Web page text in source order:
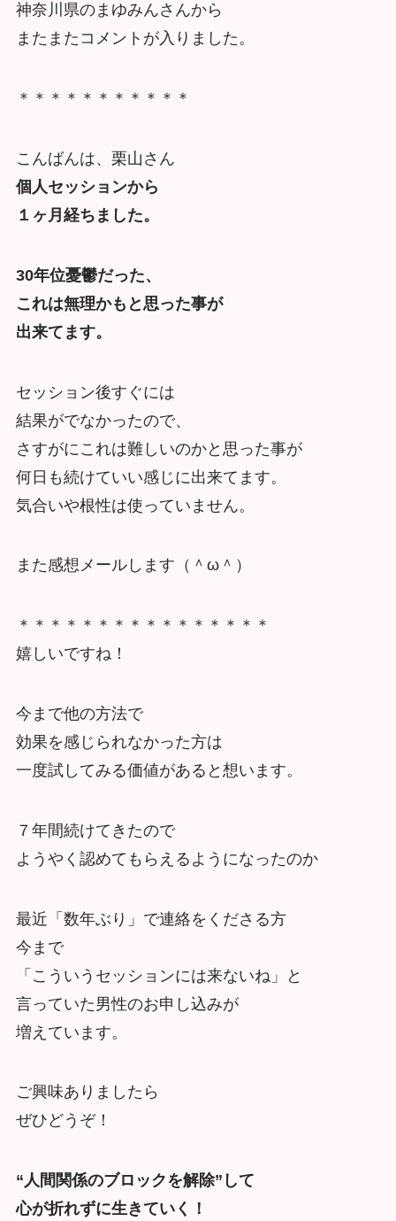
神奈川県のまゆみんさんから
またまたコメントが入りました。
＊＊＊＊＊＊＊＊＊＊＊
こんばんは、栗山さん
個人セッションから
１ヶ月経ちました。
30年位憂鬱だった、
これは無理かもと思った事が
出来てます。
セッション後すぐには
結果がでなかったので、
さすがにこれは難しいのかと思った事が
何日も続けていい感じに出来てます。
気合いや根性は使っていません。
また感想メールします（＾ω＾）
＊＊＊＊＊＊＊＊＊＊＊＊＊＊＊＊
嬉しいですね！
今まで他の方法で
効果を感じられなかった方は
一度試してみる価値があると想います。
７年間続けてきたので
ようやく認めてもらえるようになったのか
最近「数年ぶり」で連絡をくださる方
今まで
「こういうセッションには来ないね」と
言っていた男性のお申し込みが
増えています。
ご興味ありましたら
ぜひどうぞ！
“人間関係のブロックを解除”して
心が折れずに生きていく！